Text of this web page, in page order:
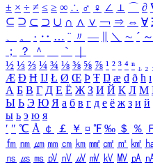
± × ÷ ≠ ≤ ≥ ∞ ∴ ♂ ♀ ∠ ⊥ ⌒ ∂
⊆ ⊇ ⊂ ⊃ ∪ ∩ ∧ ∨ ￢ ⇒ ⇔ ∀
、
。 · ‥ … ¨ 〃 ― ＼ ∼ ´ ～
；
？ ＾ ｀
½ ⅓ ⅔ ¼ ¾ ⅛ ⅜ ⅝ ⅞ ¹ ² ³ ⁴ ⁿ ₁ ₂
Æ Ð Ħ Ĳ Ł Ø Œ Þ Ŧ Ŋ æ đ ð ħ ı
А Б В Г Д Е Ё Ж З И Й К Л М
Ы Ь Э Ю Я а б в г д е ё ж з и й
ы ь э ю я
′ ″ ℃ Å ￠ ￡ ￥ ¤ ℉ ‰ ＄ ％
㎙ ㎚ ㎛ ㎜ ㎝ ㎞ ㎟ ㎠ ㎡ ㎢
㎱ ㎲ ㎳ ㎴ ㎵ ㎶ ㎷ ㎸ ㎹ ㎀